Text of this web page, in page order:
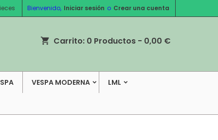
Bienvenido, Iniciar sesión o Crear una cuenta
shopping_cart Carrito: 0 Productos - 0,00 €
VESPA MODERNA LML